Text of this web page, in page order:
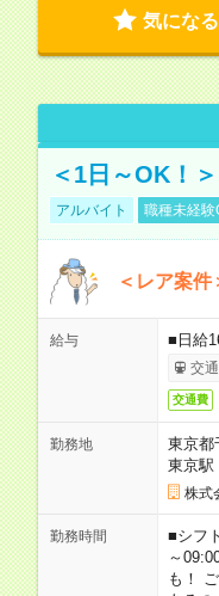
気になる
＜1日～OK！
アルバイト 職種未経験
＜レア案
給与 ■日給
交
交通費
勤務地
東京都
東京駅
株式
勤務時間
■シフ
～
も！